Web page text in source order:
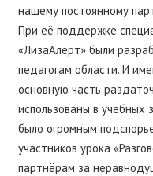
нашему постоянному
При её поддержке
«ЛизаАлерт» были
педагогам области. И
основную часть
использованы в учебных
было огромным
участников урока
партнёрам за